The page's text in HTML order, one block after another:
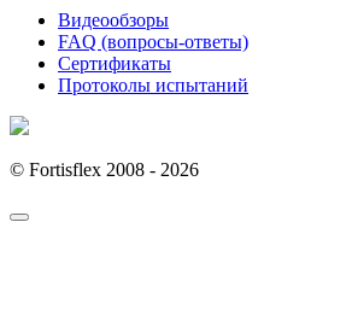
Видеообзоры
FAQ (вопросы-ответы)
Сертификаты
Протоколы испытаний
© Fortisflex 2008 - 2026